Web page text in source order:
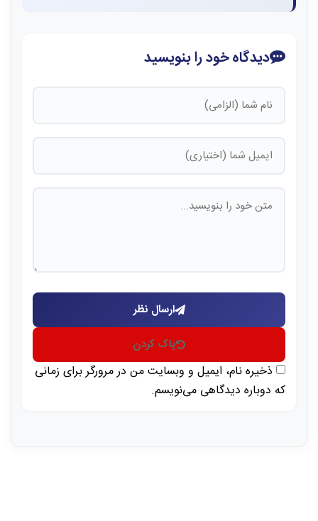
دیدگاه خود را بنویسید
ارسال نظر
پاک کردن
ذخیره نام، ایمیل و وبسایت من در مرورگر برای زمانی
که دوباره دیدگاهی می‌نویسم.